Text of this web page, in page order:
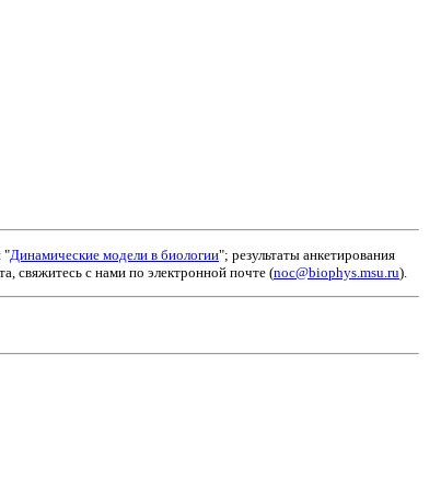
"Динамические модели в биологии"; результаты анкетирования
свяжитесь с нами по электронной почте (noc@biophys.msu.ru).